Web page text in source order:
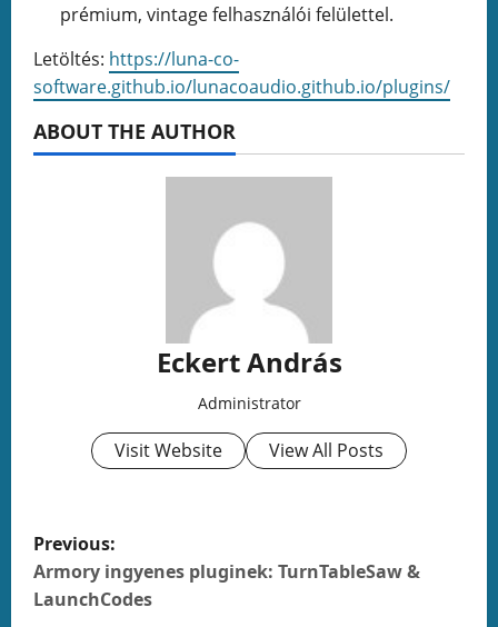
prémium, vintage felhasználói felülettel.
Letöltés: https://luna-co-
software.github.io/lunacoaudio.github.io/plugins/
ABOUT THE AUTHOR
Eckert András
Administrator
Visit Website View All Posts
P
o
Previous:
Armory ingyenes pluginek: TurnTableSaw &
LaunchCodes